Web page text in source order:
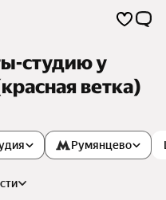
студию у
ветка)
Румянцево